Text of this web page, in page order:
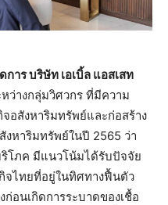
าร บริษัท เอเบิ้ล แอสเสท
ว่างกลุ่มวิศวกร ที่มีความ
อสังหาริมทรัพย์และก่อสร้าง
หาริมทรัพย์ในปี 2565 ว่า
โภค มีแนวโน้มได้รับปัจจัย
จไทยที่อยู่ในทิศทางฟื้นตัว
อนเกิดการระบาดของเชื้อ